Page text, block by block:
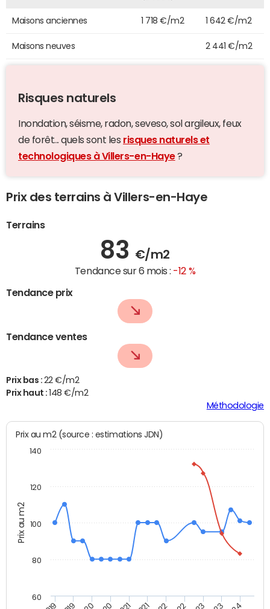
Maisons anciennes 1 718 €/m2 1 642 €/m2
Maisons neuves 2 441 €/m2
Risques naturels
Inondation, séisme, radon, seveso, sol argileux, feux
de forêt... quels sont les risques naturels et
technologiques à Villers-en-Haye?
Prix des terrains à Villers-en-Haye
Terrains
83 €/m2
Tendance sur 6 mois : -12 %
Tendance prix
Tendance ventes
Prix bas : 22 €/m2
Prix haut : 148 €/m2
Méthodologie
Prix au m2
Prix au m2 (source : estimations JDN)
60
80
100
120
140